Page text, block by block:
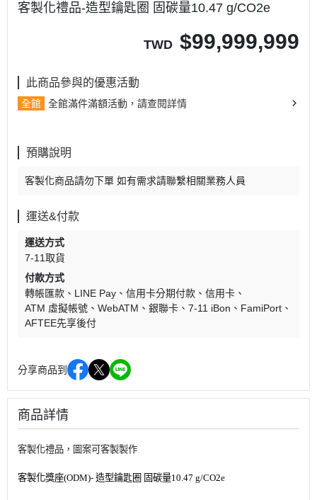
客製化禮品-造型鑰匙圈 固碳量10.47 g/CO2e
TWD $99,999,999
此商品參與的優惠活動
全館 全館滿件滿額活動，請查閱詳情
預購說明
客製化商品請勿下單 如有需求請聯繫相關業務人員
運送&付款
運送方式
7-11取貨
付款方式
轉帳匯款
LINE Pay 信用卡分期付款
信用卡
ATM 虛擬帳號
WebATM 銀聯卡 7-11 iBon
FamiPort
AFTEE先享後付
分享商品到
商品詳情
客製化禮品，圖案可客製製作
客製化獎座(ODM)- 造型鑰匙圈 固碳量10.47 g/CO2e